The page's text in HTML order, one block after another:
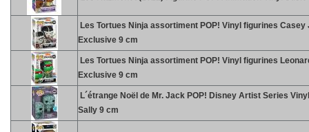
Les Tortues Ninja assortiment POP! Vinyl figurines Casey
Exclusive 9 cm
Les Tortues Ninja assortiment POP! Vinyl figurines
Exclusive 9 cm
L´étrange Noël de Mr. Jack POP! Disney Artist Series
Sally 9 cm